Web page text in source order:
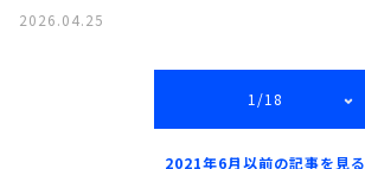
2026.04.25
1/18
2021年6月以前の記事を見る